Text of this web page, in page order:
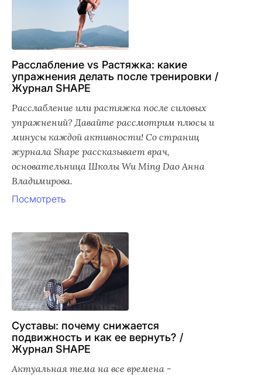
Расслабление vs Растяжка: какие
упражнения делать после тренировки /
Журнал SHAPE
Расслабление или растяжка после силовых
упражнений? Давайте рассмотрим плюсы и
минусы каждой активности! Со страниц
журнала Shape рассказывает врач,
основательница Школы Wu Ming Dao Анна
Владимирова.
Посмотреть
Суставы: почему снижается
подвижность и как ее вернуть? /
Журнал SHAPE
Актуальная тема на все времена -